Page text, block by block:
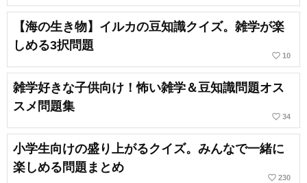
【海の生き物】イルカの豆知識クイズ。雑学が楽
しめる3択問題
favorite_border 10
雑学好きな子供向け！怖い雑学＆豆知識問題オス
スメ問題集
favorite_border 34
小学生向けの盛り上がるクイズ。みんなで一緒に
楽しめる問題まとめ
favorite_border 230